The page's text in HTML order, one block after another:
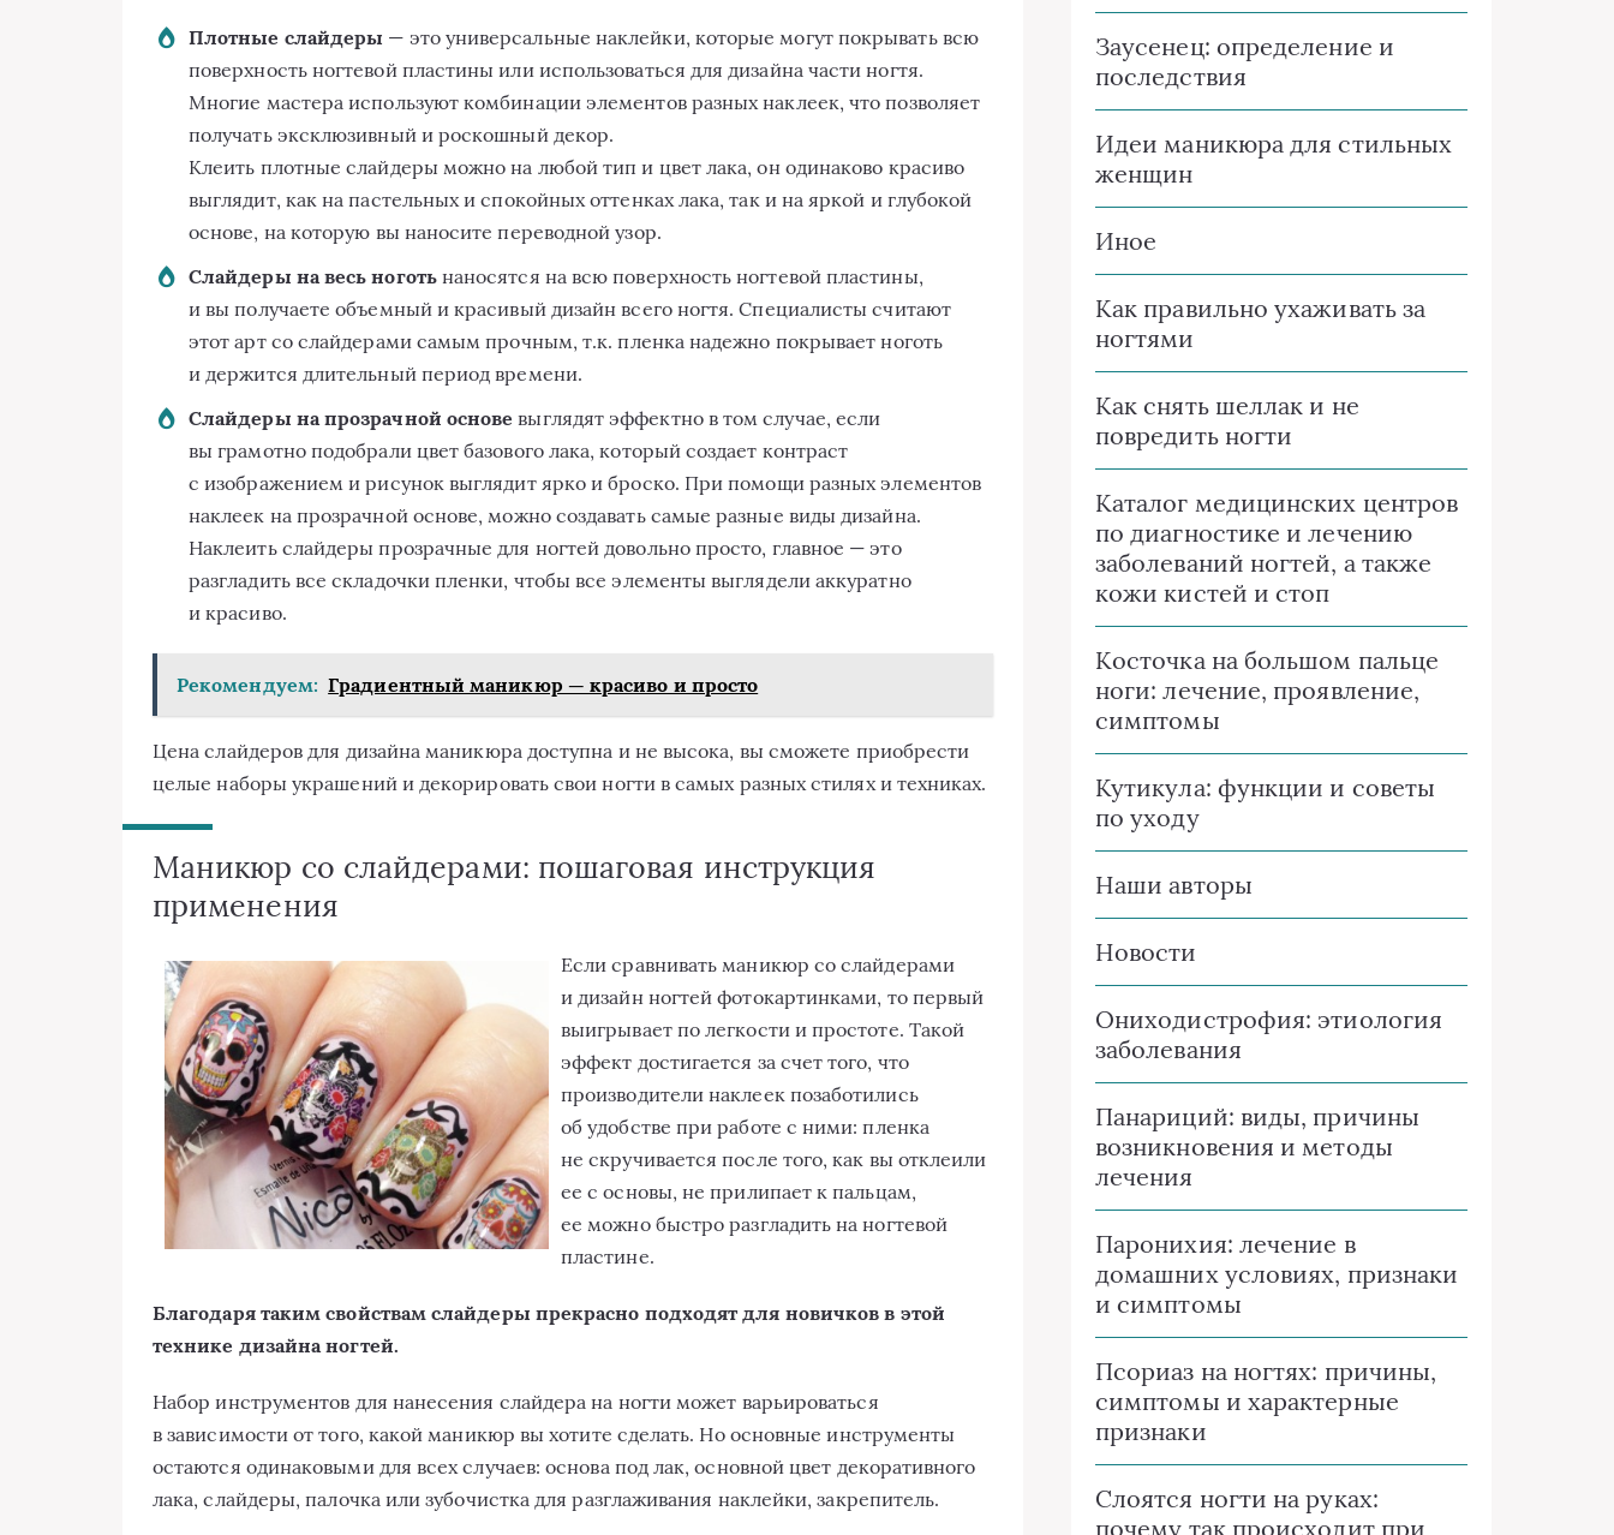
Плотные слайдеры — это универсальные наклейки, которые могут покрывать всю
поверхность ногтевой пластины или использоваться для дизайна части ногтя.
Многие мастера используют комбинации элементов разных наклеек, что позволяет
получать эксклюзивный и роскошный декор.
Клеить плотные слайдеры можно на любой тип и цвет лака, он одинаково красиво
выглядит, как на пастельных и спокойных оттенках лака, так и на яркой и глубокой
основе, на которую вы наносите переводной узор.
Слайдеры на весь ноготьнаносятся на всю поверхность ногтевой пластины,
и вы получаете объемный и красивый дизайн всего ногтя. Специалисты считают
этот арт со слайдерами самым прочным, т.к. пленка надежно покрывает ноготь
и держится длительный период времени.
Слайдеры на прозрачной основе выглядят эффектно в том случае, если
вы грамотно подобрали цвет базового лака, который создает контраст
с изображением и рисунок выглядит ярко и броско. При помощи разных элементов
наклеек на прозрачной основе, можно создавать самые разные виды дизайна.
Наклеить слайдеры прозрачные для ногтей довольно просто, главное — это
разгладить все складочки пленки, чтобы все элементы выглядели аккуратно
и красиво.
Рекомендуем: Градиентный маникюр — красиво и просто
Цена слайдеров для дизайна маникюра доступна и не высока, вы сможете приобрести
целые наборы украшений и декорировать свои ногти в самых разных стилях и техниках.
Маникюр со слайдерами: пошаговая инструкция
применения
Если сравнивать маникюр со слайдерами
и дизайн ногтей фотокартинками, то первый
выигрывает по легкости и простоте. Такой
эффект достигается за счет того, что
производители наклеек позаботились
об удобстве при работе с ними: пленка
не скручивается после того, как вы отклеили
ее с основы, не прилипает к пальцам,
ее можно быстро разгладить на ногтевой
пластине.
Благодаря таким свойствам слайдеры прекрасно подходят для новичков в этой
технике дизайна ногтей.
Набор инструментов для нанесения слайдера на ногти может варьироваться
в зависимости от того, какой маникюр вы хотите сделать. Но основные инструменты
остаются одинаковыми для всех случаев: основа под лак, основной цвет декоративного
лака, слайдеры, палочка или зубочистка для разглаживания наклейки, закрепитель.
Заусенец: определение и
последствия
Идеи маникюра для стильных
женщин
Иное
Как правильно ухаживать за
ногтями
Как снять шеллак и не
повредить ногти
Каталог медицинских центров
по диагностике и лечению
заболеваний ногтей, а также
кожи кистей и стоп
Косточка на большом пальце
ноги: лечение, проявление,
симптомы
Кутикула: функции и советы
по уходу
Наши авторы
Новости
Ониходистрофия: этиология
заболевания
Панариций: виды, причины
возникновения и методы
лечения
Паронихия: лечение в
домашних условиях, признаки
и симптомы
Псориаз на ногтях: причины,
симптомы и характерные
признаки
Слоятся ногти на руках:
почему так происходит при